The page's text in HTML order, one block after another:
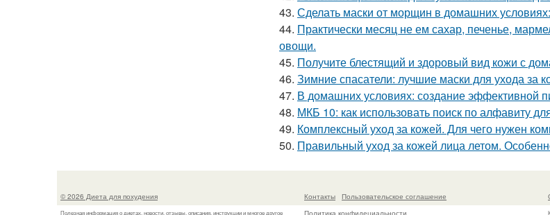
43. Сделать маски от морщин в домашних
44. Практически месяц не ем сахар, печенье,
овощи.
45. Получите блестящий и здоровый вид кожи с
46. Зимние спасатели: лучшие маски для ухода за
47. В домашних условиях: создание эффективной
48. МКБ 10: как использовать поиск по алфавиту
49. Комплексный уход за кожей. Для чего нужен
50. Правильный уход за кожей лица летом.
© 2026 Диета для похудения
Полезная информация о диетах, новости, отзывы, описания, инструкции и многое другое
Контакты
Пользовательское соглашение
Политика конфидециальности